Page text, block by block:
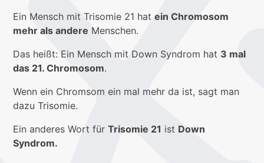
Ein Mensch mit Trisomie 21 hatein Chromosom
mehr als andere Menschen.
Das heißt: Ein Mensch mit Down Syndrom hat 3 mal
das 21. Chromosom.
Wenn ein Chromsom ein mal mehr da ist, sagt man
dazu Trisomie.
Ein anderes Wort fürTrisomie 21 ist Down
Syndrom.